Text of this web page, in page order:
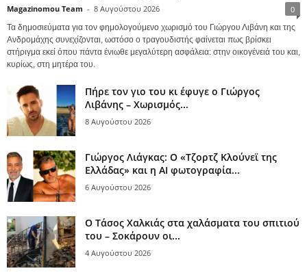
Magazinomou Team - 8 Αυγούστου 2026 0
Τα δημοσιεύματα για τον φημολογούμενο χωρισμό του Γιώργου Λιβάνη και της
Ανδρομάχης συνεχίζονται, ωστόσο ο τραγουδιστής φαίνεται πως βρίσκει
στήριγμα εκεί όπου πάντα ένιωθε μεγαλύτερη ασφάλεια: στην οικογένειά του και,
κυρίως, στη μητέρα του.
Πήρε τον γιο του κι έφυγε ο Γιώργος
Λιβάνης – Χωρισμός...
8 Αυγούστου 2026
Γιώργος Λιάγκας: Ο «Τζορτζ Κλούνεϊ της
Ελλάδας» και η AI φωτογραφία...
6 Αυγούστου 2026
Ο Τάσος Χαλκιάς στα χαλάσματα του σπιτιού
του – Σοκάρουν οι...
4 Αυγούστου 2026